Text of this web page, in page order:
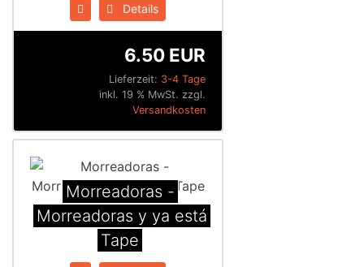
Details
Lieferzeit: 3-4 Tage
6.50 EUR
inkl. 19 % MwSt. zzgl.
Versandkosten
Morreadoras -
Morreadoras y ya está
Tape